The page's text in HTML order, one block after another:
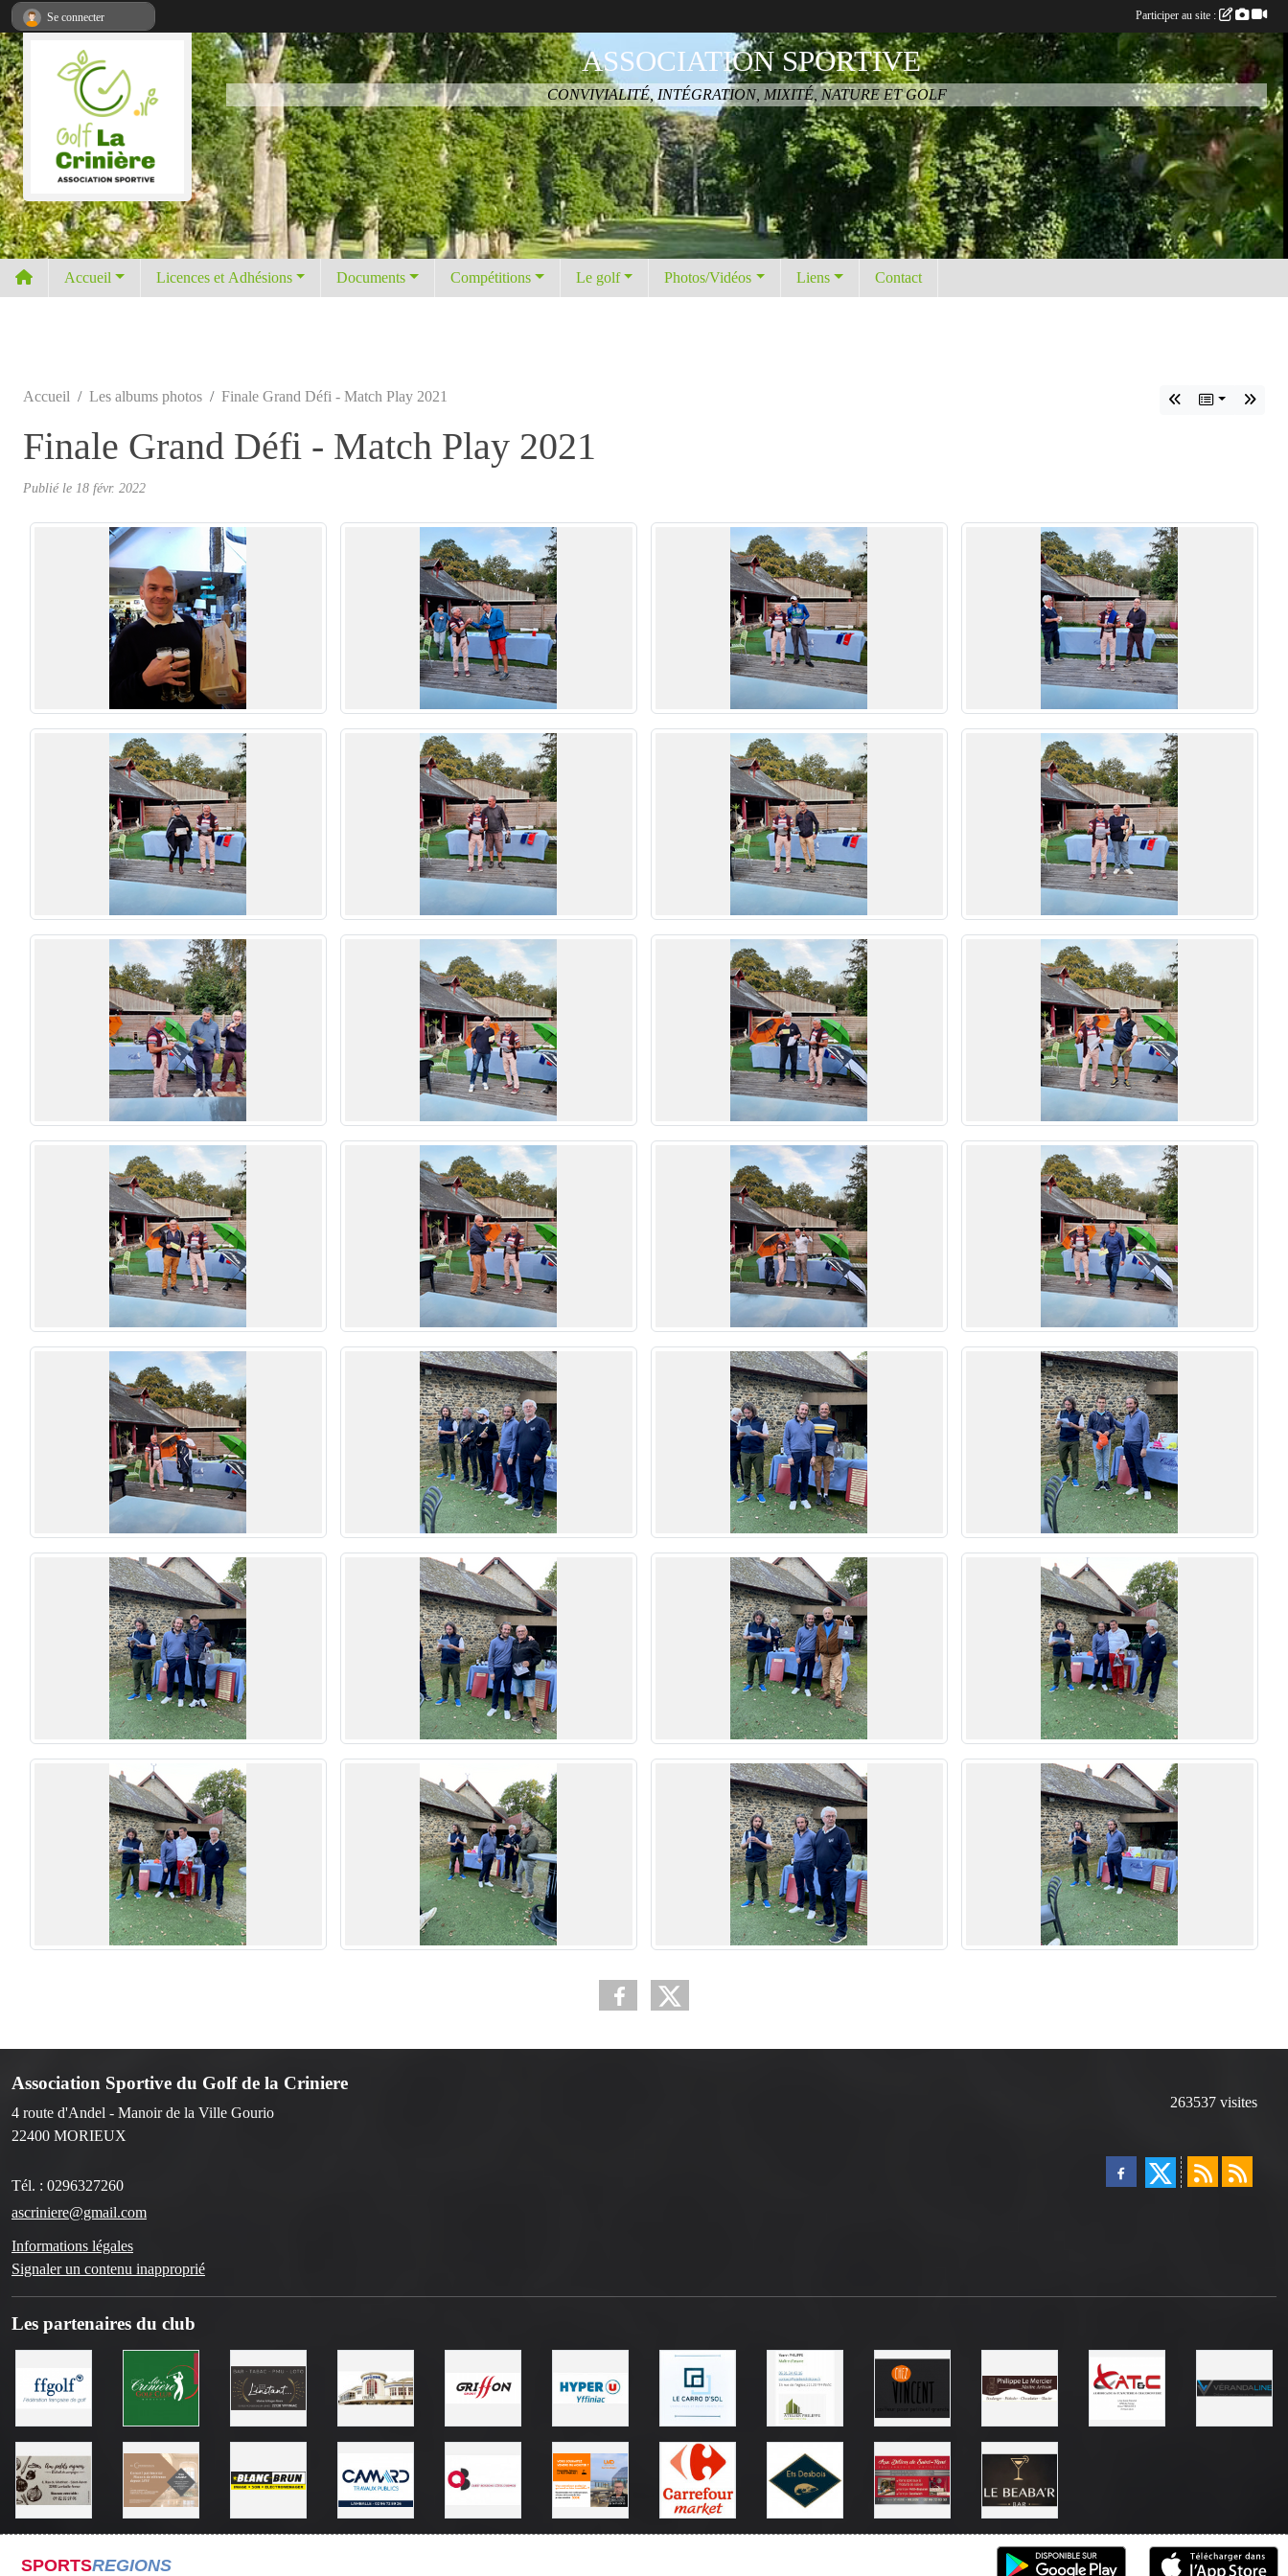
ASSOCIATION SPORTIVE
CONVIVIALITÉ, INTÉGRATION, MIXITÉ, NATURE ET GOLF
Accueil Licences et Adhésions Documents Compétitions Le golf Photos/Vidéos Liens Contact
Accueil Les albums photos Finale Grand Défi - Match Play 2021
Finale Grand Défi - Match Play 2021
Publié le 18 févr. 2022
Association Sportive du Golf de la Criniere
4 route d'Andel - Manoir de la Ville Gourio
22400 MORIEUX
Tél. : 0296327260
ascriniere@gmail.com
Informations légales
Signaler un contenu inapproprié
263537 visites
Les partenaires du club
SPORTSREGIONS
Se connecter Participer au site :
Panneau de gestion des cookies